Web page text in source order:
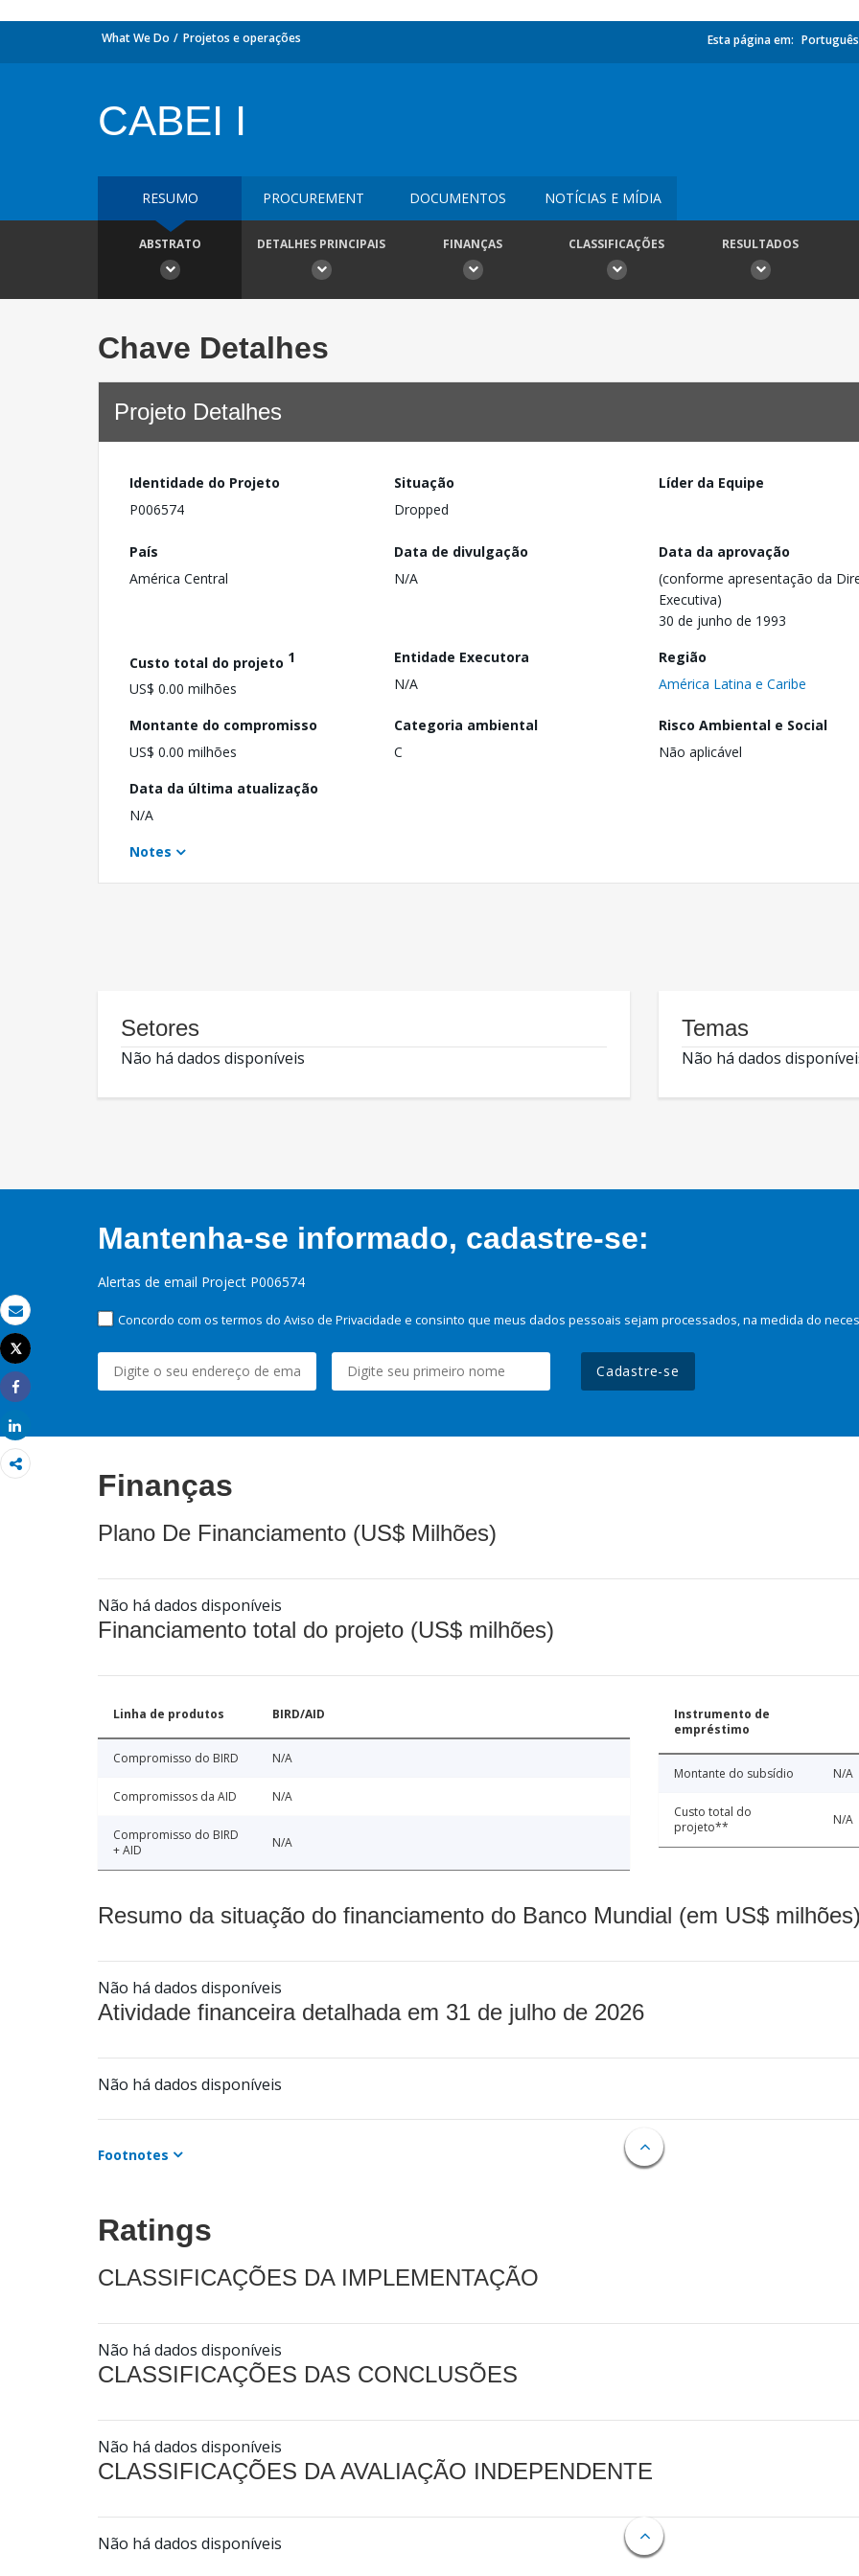
Email
Imprimir
Tweet
Share
What We Do Projetos e operações Esta página em: Português
CABEI I
RESUMO PROCUREMENT DOCUMENTOS NOTÍCIAS E MÍDIA
ABSTRATO DETALHES PRINCIPAIS FINANÇAS CLASSIFICAÇÕES RESULTADOS
Chave Detalhes
Projeto Detalhes
Identidade do Projeto
P006574
Situação
Dropped
Líder da Equipe
País
América Central
Data de divulgação
N/A
Data da aprovação
(conforme apresentação da
Executiva)
30 de junho de 1993
Custo total do projeto 1
US$ 0.00 milhões
Entidade Executora
N/A
Região
América Latina e Caribe
Montante do compromisso
US$ 0.00 milhões
Categoria ambiental
C
Risco Ambiental e Social
Não aplicável
Data da última atualização
N/A
Notes
Setores
Não há dados disponíveis
Temas
Não há dados
Mantenha-se informado, cadastre-se:
Alertas de email Project P006574
Concordo com os termos do Aviso de Privacidade e consinto que meus dados pessoais sejam processados, na medida do
Cadastre-se
Finanças
Plano De Financiamento (US$ Milhões)
Não há dados disponíveis
Financiamento total do projeto (US$ milhões)
Linha de produtos BIRD/AID
Compromisso do BIRD N/A
Compromissos da AID N/A
Compromisso do BIRD
+ AID
N/A
Instrumento de
empréstimo
Montante do subsídio N/A
Custo total do
projeto**
N/A
Resumo da situação do financiamento do Banco Mundial (em US$
Não há dados disponíveis
Atividade financeira detalhada em 31 de julho de 2026
Não há dados disponíveis
Footnotes
Ratings
CLASSIFICAÇÕES DA IMPLEMENTAÇÃO
Não há dados disponíveis
CLASSIFICAÇÕES DAS CONCLUSÕES
Não há dados disponíveis
CLASSIFICAÇÕES DA AVALIAÇÃO INDEPENDENTE
Não há dados disponíveis